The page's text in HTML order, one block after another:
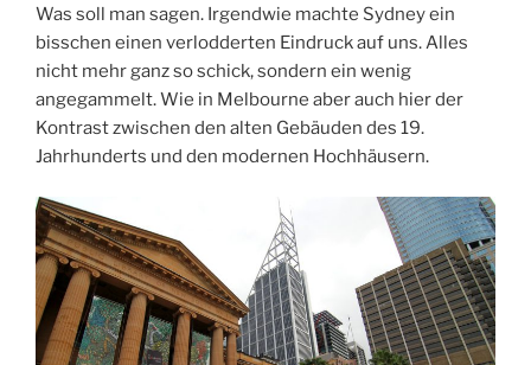
Was soll man sagen. Irgendwie machte Sydney ein
bisschen einen verlodderten Eindruck auf uns. Alles
nicht mehr ganz so schick, sondern ein wenig
angegammelt. Wie in Melbourne aber auch hier der
Kontrast zwischen den alten Gebäuden des 19.
Jahrhunderts und den modernen Hochhäusern.